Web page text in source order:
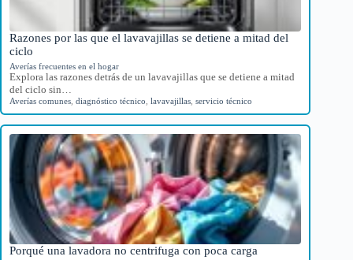
Razones por las que el lavavajillas se detiene a mitad del
ciclo
Averías frecuentes en el hogar
Explora las razones detrás de un lavavajillas que se detiene a mitad
del ciclo sin…
Averías comunes diagnóstico técnico lavavajillas servicio técnico
Porqué una lavadora no centrifuga con poca carga